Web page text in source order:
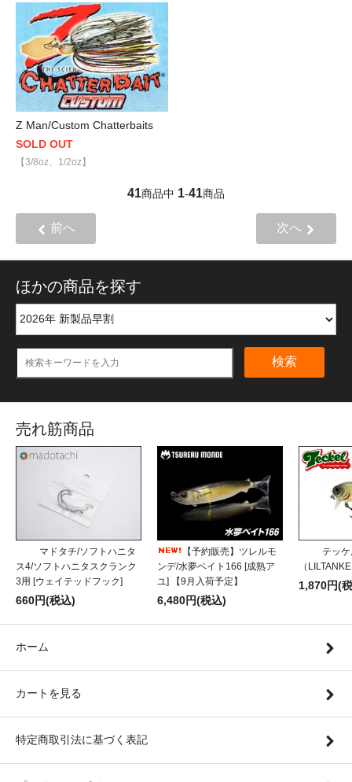
Z Man/Custom Chatterbaits
SOLD OUT
【3/8oz、1/2oz】
41商品中 1-41商品
前へ 次へ
ほかの商品を探す
検索
売れ筋商品
マドタチ/ソフトハニタ
ス4/ソフトハニタスクランク
3用 [ウェイテッドフック]
660円(税込)
【予約販売】ツレルモ
ンデ/水夢ベイト166 [成熟ア
ユ] 【9月入荷予定】
6,480円(税込)
テッ
（
1,870円(
ホーム
カートを見る
特定商取引法に基づく表記